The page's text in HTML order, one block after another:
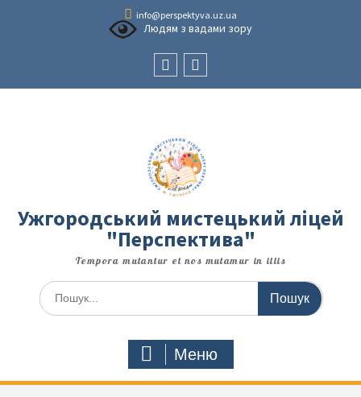
info@perspektyva.uz.ua
Людям з вадами зору
Ужгородський мистецький ліцей
"Перспектива"
Tempora mutantur et nos mutamur in illis
Шукати:
Меню